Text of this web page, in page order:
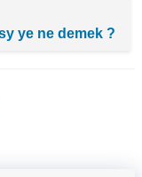
ye ne demek ?